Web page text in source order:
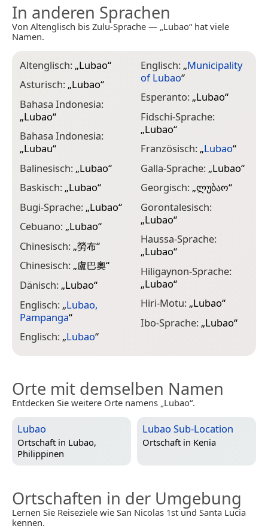
In anderen Sprachen
Von Altenglisch bis Zulu-Sprache — „Lubao“ hat viele
Namen.
Altenglisch: „Lubao“
Asturisch: „Lubao“
Bahasa Indonesia:
„Lubao“
Bahasa Indonesia:
„Lubau“
Balinesisch: „Lubao“
Baskisch: „Lubao“
Bugi-Sprache: „Lubao“
Cebuano: „Lubao“
Chinesisch: „勞布“
Chinesisch: „盧巴奧“
Dänisch: „Lubao“
Englisch: „Lubao,
Pampanga“
Englisch: „Lubao“
Englisch: „Municipality
of Lubao“
Esperanto: „Lubao“
Fidschi-Sprache:
„Lubao“
Französisch: „Lubao“
Galla-Sprache: „Lubao“
Georgisch: „ლუბაო“
Gorontalesisch:
„Lubao“
Haussa-Sprache:
„Lubao“
Hiligaynon-Sprache:
„Lubao“
Hiri-Motu: „Lubao“
Ibo-Sprache: „Lubao“
Orte mit demselben Namen
Entdecken Sie weitere Orte namens „Lubao“.
Lubao
Ortschaft in Lubao,
Philippinen
Lubao Sub-Location
Ortschaft in Kenia
Ortschaften in der Umgebung
Lernen Sie Reiseziele wie San Nicolas 1st und Santa Lucia
kennen.